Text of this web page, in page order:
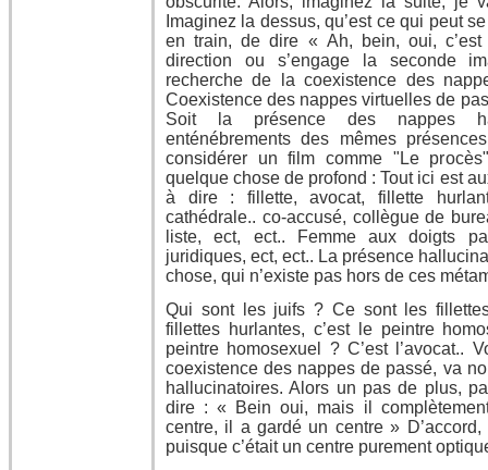
Imaginez la dessus, qu’est ce qui peut
en train, de dire « Ah, bein, oui,
direction ou s’engage la seconde
recherche de la coexistence des
Coexistence des nappes virtuelles de
Soit la présence des nappes
enténébrements des mêmes
considérer un film comme "Le
quelque chose de profond : Tout ici est
à dire : fillette, avocat, fillette
cathédrale.. co-accusé, collègue de
liste, ect, ect.. Femme aux doigts
juridiques, ect, ect.. La présence
chose, qui n’existe pas hors de ces
Qui sont les juifs ? Ce sont les
fillettes hurlantes, c’est le peintre
peintre homosexuel ? C’est l’avocat..
coexistence des nappes de passé, va
hallucinatoires. Alors un pas de plus,
dire : « Bein oui, mais il
centre, il a gardé un centre »
puisque c’était un centre purement